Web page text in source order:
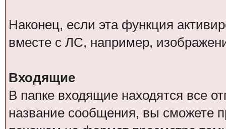
Наконец, если эта функция
вместе с ЛС, например,
Входящие
В папке входящие находятся все
название сообщения, вы сможете